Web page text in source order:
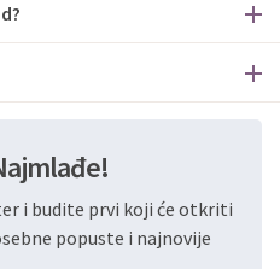
i budite prvi koji će otkriti
popuste i najnovije